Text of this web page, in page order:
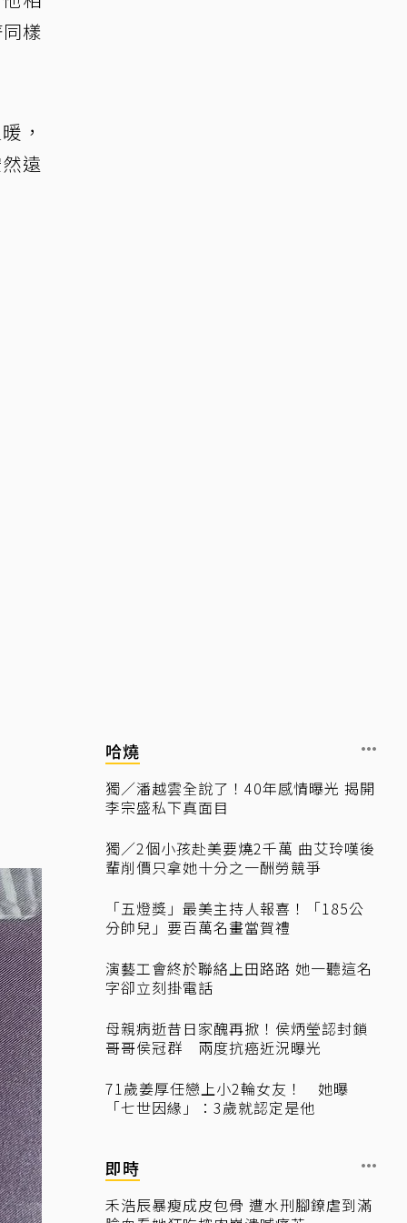
樣
，
遠
哈燒
獨／潘越雲全說了！40年感情曝光 揭開
李宗盛私下真面目
獨／2個小孩赴美要燒2千萬 曲艾玲嘆後
輩削價只拿她十分之一酬勞競爭
「五燈獎」最美主持人報喜！「185公
分帥兒」要百萬名畫當賀禮
演藝工會終於聯絡上田路路 她一聽這名
字卻立刻掛電話
母親病逝昔日家醜再掀！侯炳瑩認封鎖
哥哥侯冠群 兩度抗癌近況曝光
71歲姜厚任戀上小2輪女友！ 她曝
「七世因緣」：3歲就認定是他
即時
禾浩辰暴瘦成皮包骨 遭水刑腳鐐虐到滿